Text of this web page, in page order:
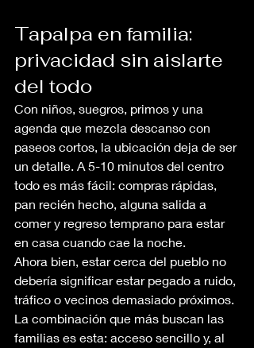
Tapalpa en familia:
privacidad sin aislarte
del todo
Con niños, suegros, primos y una
agenda que mezcla descanso con
paseos cortos, la ubicación deja de ser
un detalle. A 5-10 minutos del centro
todo es más fácil: compras rápidas,
pan recién hecho, alguna salida a
comer y regreso temprano para estar
en casa cuando cae la noche.
Ahora bien, estar cerca del pueblo no
debería significar estar pegado a ruido,
tráfico o vecinos demasiado próximos.
La combinación que más buscan las
familias es esta: acceso sencillo y, al